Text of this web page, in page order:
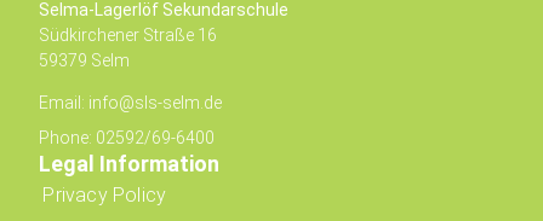
Selma-Lagerlöf Sekundarschule
Südkirchener Straße 16
59379 Selm
Email: info@sls-selm.de
Phone: 02592/69-6400
Legal Information
Privacy Policy